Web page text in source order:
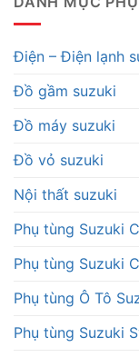
Điện – Điện lạnh
Đồ gầm suzuki
Đồ máy suzuki
Đồ vỏ suzuki
Nội thất suzuki
Phụ tùng Suzuki
Phụ tùng Suzuki
Phụ tùng Ô Tô
Phụ tùng Suzuki